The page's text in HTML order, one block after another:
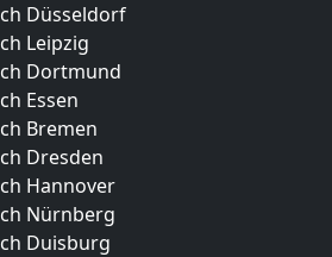
Düsseldorf
Leipzig
Dortmund
Essen
Bremen
Dresden
Hannover
Nürnberg
Duisburg